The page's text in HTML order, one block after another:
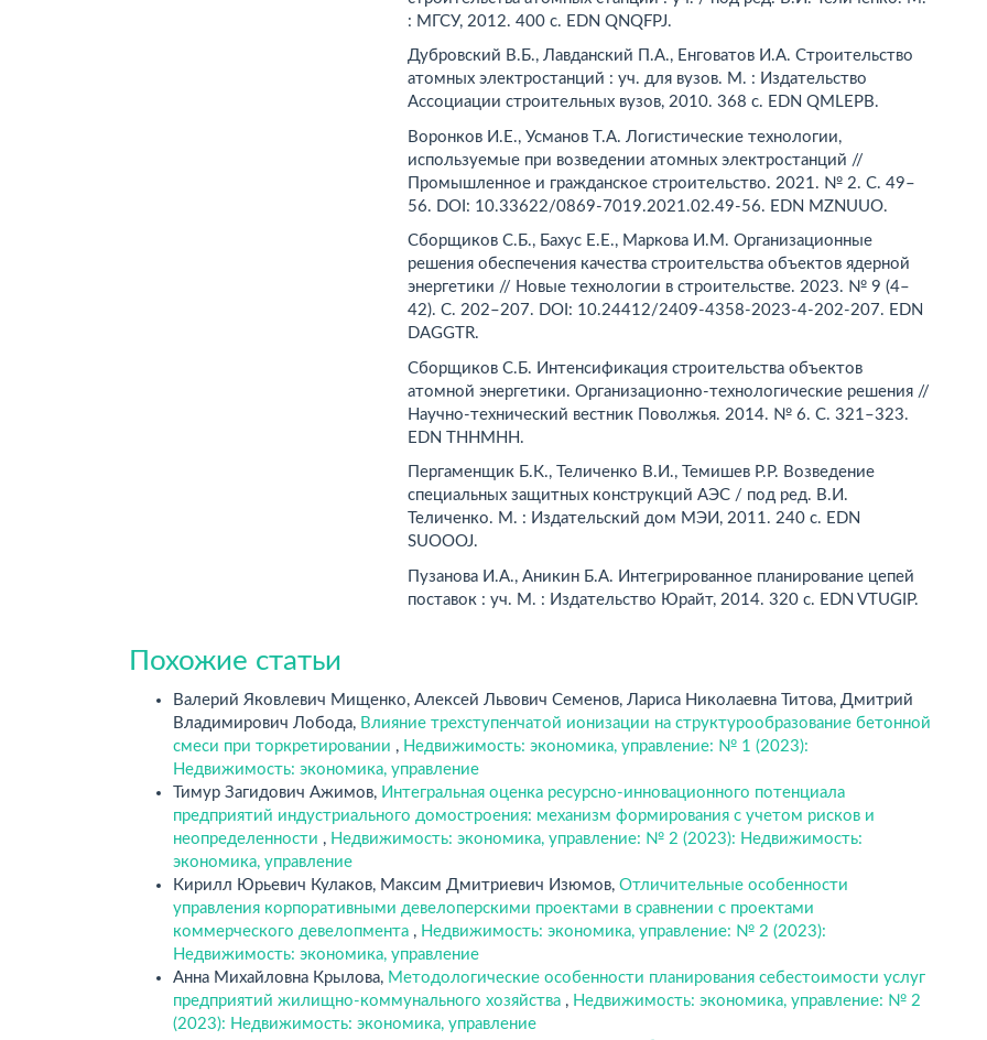
: МГСУ, 2012. 400 с. EDN QNQFPJ.
Дубровский В.Б., Лавданский П.А., Енговатов И.А. Строительство
атомных электростанций : уч. для вузов. М. : Издательство
Ассоциации строительных вузов, 2010. 368 с. EDN QMLEPB.
Воронков И.Е., Усманов Т.А. Логистические технологии,
используемые при возведении атомных электростанций //
Промышленное и гражданское строительство. 2021. № 2. C. 49–
56. DOI: 10.33622/0869-7019.2021.02.49-56. EDN MZNUUO.
Сборщиков С.Б., Бахус Е.Е., Маркова И.М. Организационные
решения обеспечения качества строительства объектов ядерной
энергетики // Новые технологии в строительстве. 2023. № 9 (4–
42). С. 202–207. DOI: 10.24412/2409-4358-2023-4-202-207. EDN
DAGGTR.
Сборщиков С.Б. Интенсификация строительства объектов
атомной энергетики. Организационно-технологические решения //
Научно-технический вестник Поволжья. 2014. № 6. С. 321–323.
EDN THHMHH.
Пергаменщик Б.К., Теличенко В.И., Темишев Р.Р. Возведение
специальных защитных конструкций АЭС / под ред. В.И.
Теличенко. М. : Издательский дом МЭИ, 2011. 240 с. EDN
SUOOOJ.
Пузанова И.А., Аникин Б.А. Интегрированное планирование цепей
поставок : уч. М. : Издательство Юрайт, 2014. 320 с. EDN VTUGIP.
Похожие статьи
Валерий Яковлевич Мищенко, Алексей Львович Cеменов, Лариса Николаевна Титова, Дмитрий
Владимирович Лобода, Влияние трехступенчатой ионизации на структурообразование бетонной
смеси при торкретировании , Недвижимость: экономика, управление: № 1 (2023):
Недвижимость: экономика, управление
Тимур Загидович Ажимов, Интегральная оценка ресурсно-инновационного потенциала
предприятий индустриального домостроения: механизм формирования с учетом рисков и
неопределенности , Недвижимость: экономика, управление: № 2 (2023): Недвижимость:
экономика, управление
Кирилл Юрьевич Кулаков, Максим Дмитриевич Изюмов, Отличительные особенности
управления корпоративными девелоперскими проектами в сравнении с проектами
коммерческого девелопмента , Недвижимость: экономика, управление: № 2 (2023):
Недвижимость: экономика, управление
Анна Михайловна Крылова, Методологические особенности планирования себестоимости услуг
предприятий жилищно-коммунального хозяйства , Недвижимость: экономика, управление: № 2
(2023): Недвижимость: экономика, управление